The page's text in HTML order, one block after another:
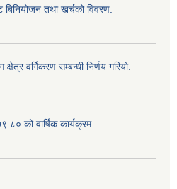
तथा खर्चको विवरण.
वर्गिकरण सम्बन्धी निर्णय गरियो.
को वार्षिक कार्यक्रम.